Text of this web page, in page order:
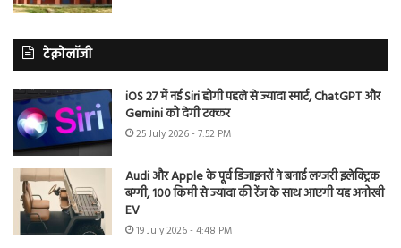
टेक्नोलॉजी
iOS 27 में नई Siri होगी पहले से ज्यादा स्मार्ट, ChatGPT और
Gemini को देगी टक्कर
25 July 2026 - 7:52 PM
Audi और Apple के पूर्व डिजाइनरों ने बनाई लग्जरी इलेक्ट्रिक
बग्गी, 100 किमी से ज्यादा की रेंज के साथ आएगी यह अनोखी
EV
19 July 2026 - 4:48 PM